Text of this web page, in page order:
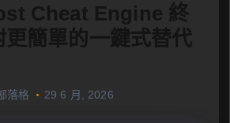
Cheat Engine 終
更簡單的一鍵式替代
落格 29 6 月, 2026